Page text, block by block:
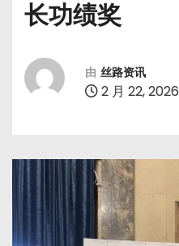
长功绩奖
由 丝路资讯
2 月 22, 2026